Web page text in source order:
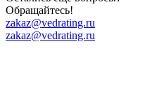
Обращайтесь!
zakaz@vedrating.ru
zakaz@vedrating.ru